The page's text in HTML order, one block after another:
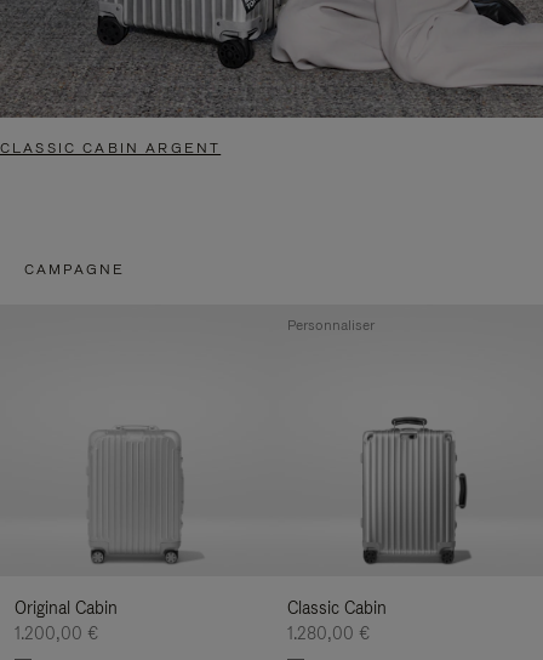
CLASSIC CABIN ARGENT
CAMPAGNE
Original Cabin
1.200,00 €
Classic Cabin
1.280,00 €
Personnaliser